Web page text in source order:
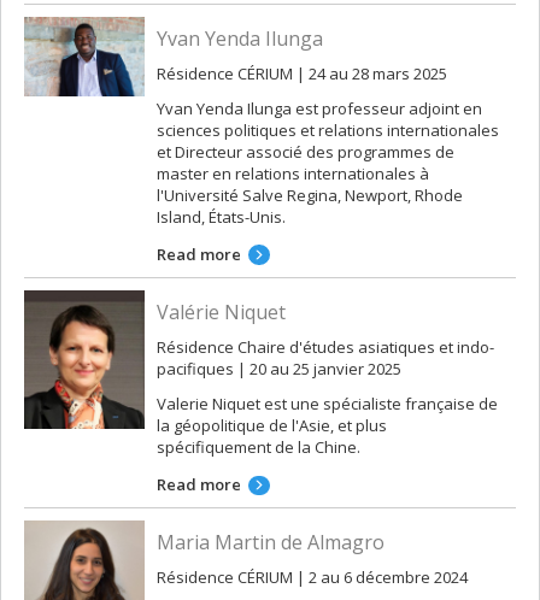
Yvan Yenda Ilunga
Résidence CÉRIUM | 24 au 28 mars 2025
Yvan Yenda Ilunga est professeur adjoint en
sciences politiques et relations internationales
et Directeur associé des programmes de
master en relations internationales à
l'Université Salve Regina, Newport, Rhode
Island, États-Unis.
Read more
Valérie Niquet
Résidence Chaire d'études asiatiques et indo-
pacifiques | 20 au 25 janvier 2025
Valerie Niquet est une spécialiste française de
la géopolitique de l'Asie, et plus
spécifiquement de la Chine.
Read more
Maria Martin de Almagro
Résidence CÉRIUM | 2 au 6 décembre 2024